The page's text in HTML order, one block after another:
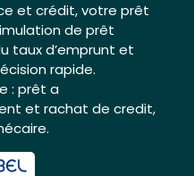
et crédit, votre prêt
de prêt
taux d’emprunt et
rapide.
: prêt a
et rachat de credit,